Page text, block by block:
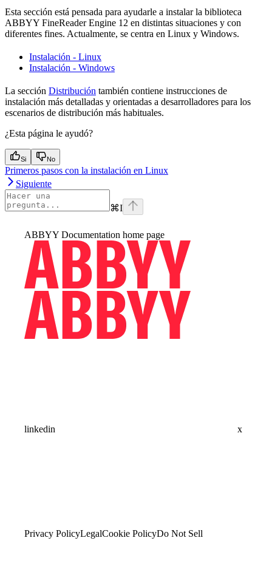
Esta sección está pensada para ayudarle a instalar la biblioteca
ABBYY FineReader Engine 12 en distintas situaciones y con
diferentes fines. Actualmente, se centra en Linux y Windows.
Instalación - Linux
Instalación - Windows
La sección Distribución también contiene instrucciones de
instalación más detalladas y orientadas a desarrolladores para los
escenarios de distribución más habituales.
¿Esta página le ayudó?
Si No
Primeros pasos con la instalación en Linux
Siguiente
⌘I
ABBYY Documentation home page
linkedin x
Privacy PolicyLegalCookie PolicyDo Not Sell